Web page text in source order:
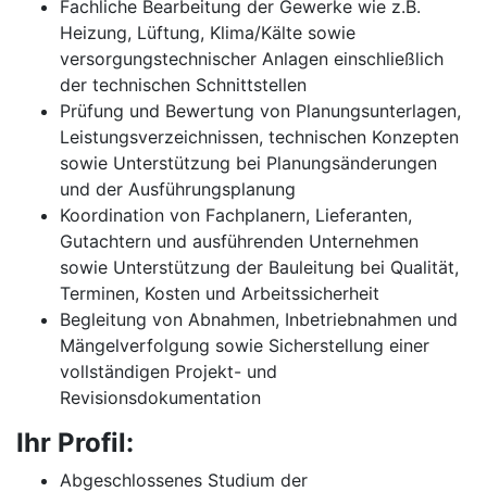
Fachliche Bearbeitung der Gewerke wie z.B.
Heizung, Lüftung, Klima/Kälte sowie
versorgungstechnischer Anlagen einschließlich
der technischen Schnittstellen
Prüfung und Bewertung von Planungsunterlagen,
Leistungsverzeichnissen, technischen Konzepten
sowie Unterstützung bei Planungsänderungen
und der Ausführungsplanung
Koordination von Fachplanern, Lieferanten,
Gutachtern und ausführenden Unternehmen
sowie Unterstützung der Bauleitung bei Qualität,
Terminen, Kosten und Arbeitssicherheit
Begleitung von Abnahmen, Inbetriebnahmen und
Mängelverfolgung sowie Sicherstellung einer
vollständigen Projekt- und
Revisionsdokumentation
Ihr Profil:
Abgeschlossenes Studium der